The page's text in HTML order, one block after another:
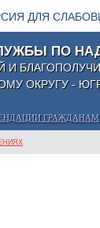
ДЛЯ
ПО
И
ОКРУГУ -
ГРАЖДАНАМ